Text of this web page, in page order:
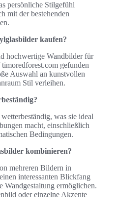
persönliche Stilgefühl
mit der bestehenden
kaufen?
hochwertige Wandbilder für
gefunden
Auswahl an kunstvollen
Stil verleihen.
was sie ideal
macht, einschließlich
Bedingungen.
kombinieren?
mehreren Bildern in
interessanten Blickfang
Wandgestaltung ermöglichen.
oder einzelne Akzente